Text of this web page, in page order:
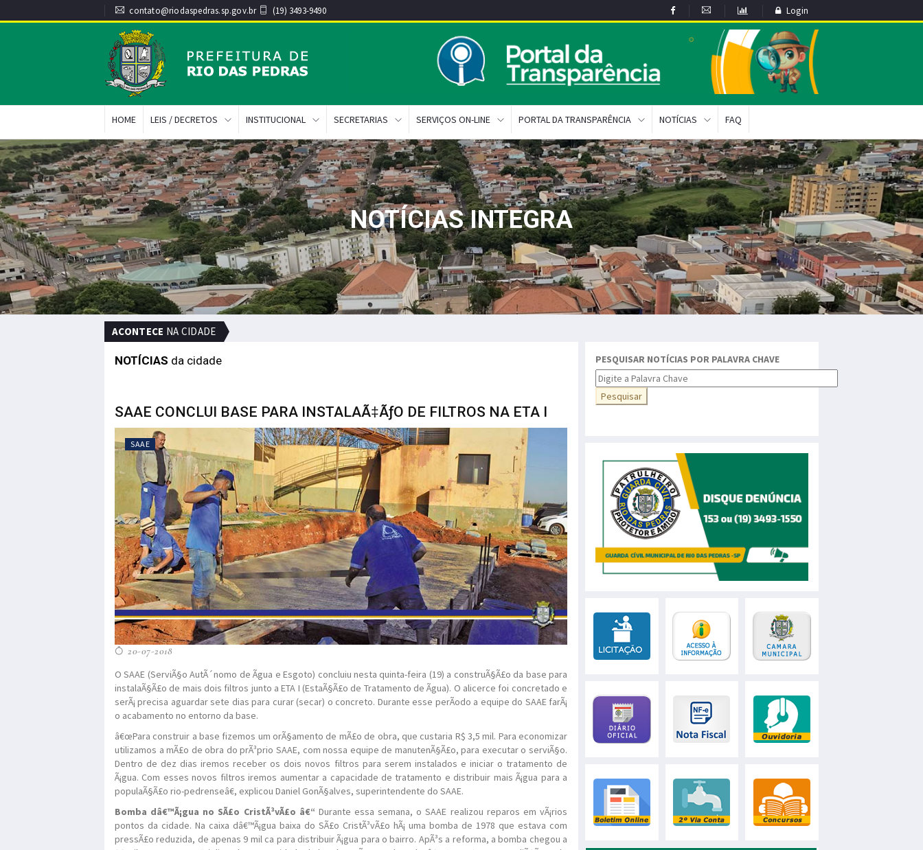
contato@riodaspedras.sp.gov.br (19) 3493-9490 Login
HOME LEIS / DECRETOS INSTITUCIONAL SECRETARIAS SERVIÇOS ON-LINE PORTAL DA TRANSPARÊNCIA NOTÍCIAS FAQ
NOTÍCIAS INTEGRA
ACONTECE NA CIDADE
NOTÍCIAS da cidade
SAAE CONCLUI BASE PARA INSTALAÃ‡ÃƒO DE FILTROS NA ETA I
SAAE
20-07-2018
O SAAE (ServiÃ§o AutÃ´nomo de Ãgua e Esgoto) concluiu nesta quinta-feira (19) a construÃ§Ã£o da base para
instalaÃ§Ã£o de mais dois filtros junto a ETA I (EstaÃ§Ã£o de Tratamento de Ãgua). O alicerce foi concretado e
serÃ¡ precisa aguardar sete dias para curar (secar) o concreto. Durante esse perÃ­odo a equipe do SAAE farÃ¡
o acabamento no entorno da base.
â€œPara construir a base fizemos um orÃ§amento de mÃ£o de obra, que custaria R$ 3,5 mil. Para economizar
utilizamos a mÃ£o de obra do prÃ³prio SAAE, com nossa equipe de manutenÃ§Ã£o, para executar o serviÃ§o.
Dentro de dez dias iremos receber os dois novos filtros para serem instalados e iniciar o tratamento de
Ã¡gua. Com esses novos filtros iremos aumentar a capacidade de tratamento e distribuir mais Ã¡gua para a
populaÃ§Ã£o rio-pedrenseâ€, explicou Daniel GonÃ§alves, superintendente do SAAE.
Bomba dâ€™Ã¡gua no SÃ£o CristÃ³vÃ£o â€“ Durante essa semana, o SAAE realizou reparos em vÃ¡rios
pontos da cidade. Na caixa dâ€™Ã¡gua baixa do SÃ£o CristÃ³vÃ£o hÃ¡ uma bomba de 1978 que estava com
pressÃ£o reduzida, de apenas 9 mil ca para distribuir Ã¡gua para o bairro. ApÃ³s a reforma, a bomba chegou a
PESQUISAR NOTÍCIAS POR PALAVRA CHAVE